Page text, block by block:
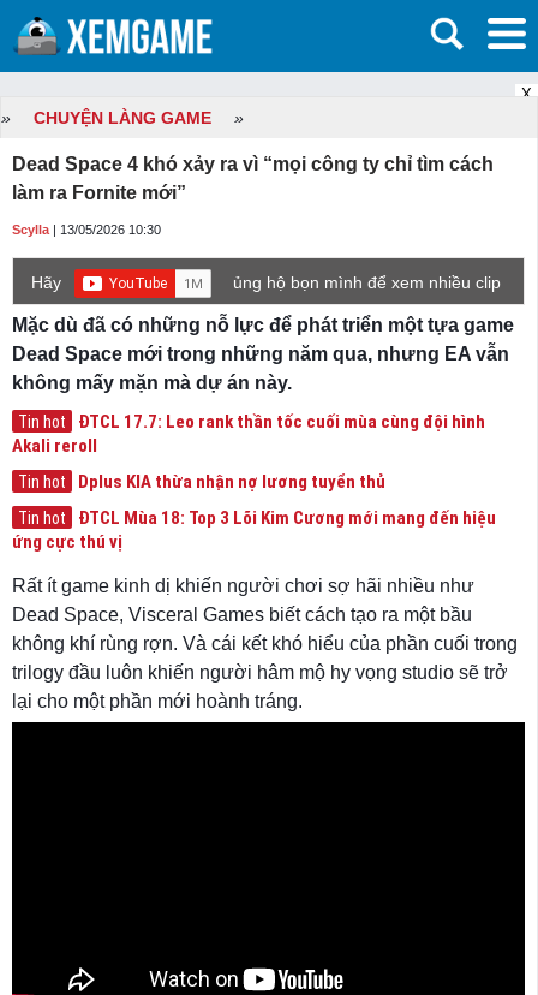
X
» CHUYỆN LÀNG GAME »
Dead Space 4 khó xảy ra vì “mọi công ty chỉ tìm cách
làm ra Fornite mới”
Scylla | 13/05/2026 10:30
Hãy
ủng hộ bọn mình để xem nhiều clip
game mới hơn nhé!
Mặc dù đã có những nỗ lực để phát triển một tựa game
Dead Space mới trong những năm qua, nhưng EA vẫn
không mấy mặn mà dự án này.
Tin hot
ĐTCL 17.7: Leo rank thần tốc cuối mùa cùng đội hình
Akali reroll
Tin hot Dplus KIA thừa nhận nợ lương tuyển thủ
Tin hot
ĐTCL Mùa 18: Top 3 Lõi Kim Cương mới mang đến hiệu
ứng cực thú vị
Rất ít game kinh dị khiến người chơi sợ hãi nhiều như
Dead Space, Visceral Games biết cách tạo ra một bầu
không khí rùng rợn. Và cái kết khó hiểu của phần cuối trong
trilogy đầu luôn khiến người hâm mộ hy vọng studio sẽ trở
lại cho một phần mới hoành tráng.